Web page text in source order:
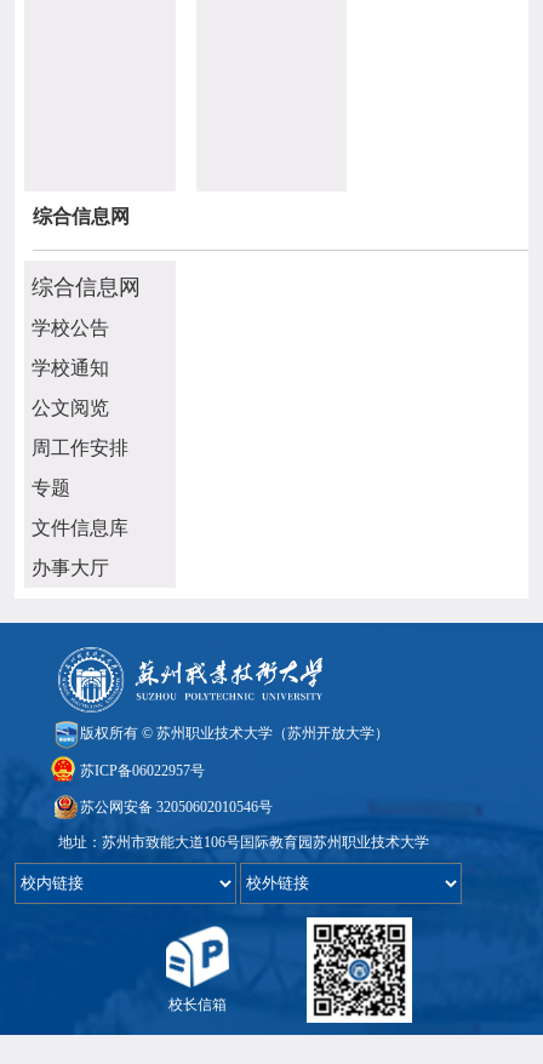
综合信息网
综合信息网
学校公告
学校通知
公文阅览
周工作安排
专题
文件信息库
办事大厅
版权所有 © 苏州职业技术大学（苏州开放大学）
苏ICP备06022957号
苏公网安备 32050602010546号
地址：苏州市致能大道106号国际教育园苏州职业技术大学
校长信箱